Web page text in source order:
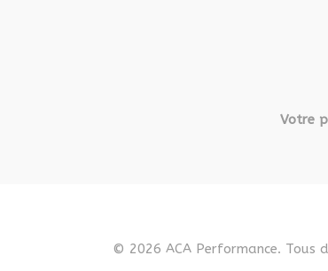
Votre
© 2026 ACA Performance. Tous